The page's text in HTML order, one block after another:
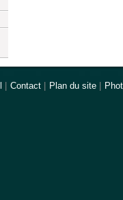
Contact Plan du site